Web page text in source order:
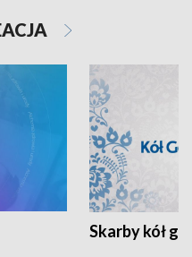
Skarby kół